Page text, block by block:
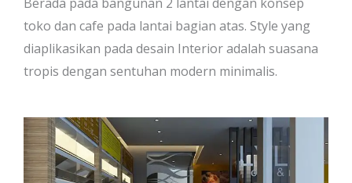
toko dan cafe pada lantai bagian atas. Style yang
diaplikasikan pada desain Interior adalah suasana
tropis dengan sentuhan modern minimalis.